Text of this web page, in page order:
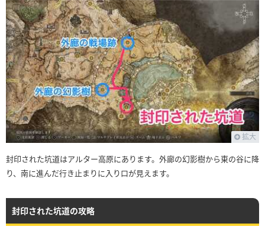
拡大
封印された坑道はアルター高原にあります。外廊の幻影樹から東の谷に降
り、南に進んだ行き止まりに入り口が見えます。
封印された坑道の攻略